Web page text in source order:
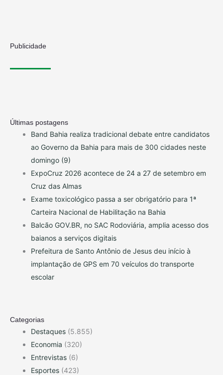
Publicidade
Últimas postagens
Band Bahia realiza tradicional debate entre candidatos
ao Governo da Bahia para mais de 300 cidades neste
domingo (9)
ExpoCruz 2026 acontece de 24 a 27 de setembro em
Cruz das Almas
Exame toxicológico passa a ser obrigatório para 1ª
Carteira Nacional de Habilitação na Bahia
Balcão GOV.BR, no SAC Rodoviária, amplia acesso dos
baianos a serviços digitais
Prefeitura de Santo Antônio de Jesus deu início à
implantação de GPS em 70 veículos do transporte
escolar
Categorias
Destaques (5.855)
Economia (320)
Entrevistas (6)
Esportes (423)